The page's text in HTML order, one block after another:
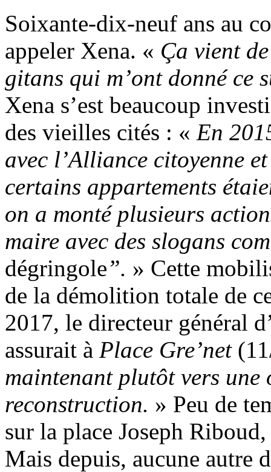
Soixante-dix-neuf ans au
appeler Xena. « Ça vient
gitans qui m’ont donné ce
Xena s’est beaucoup
des vieilles cités : « En
avec l’Alliance citoyenne
certains appartements
on a monté plusieurs
maire avec des slogans
dégringole”. » Cette
de la démolition totale de
2017, le directeur général
assurait à Place Gre’net
maintenant plutôt vers
reconstruction. » Peu de
sur la place Joseph
Mais depuis, aucune autre